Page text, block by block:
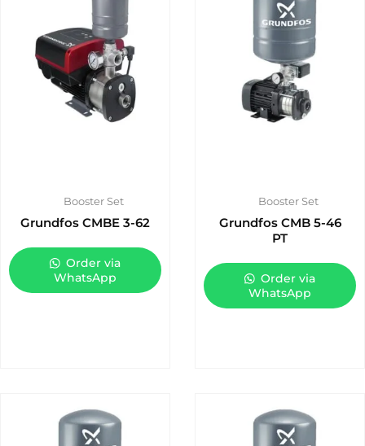
Booster Set
Grundfos CMBE 3-62
Order via
WhatsApp
Booster Set
Grundfos CMB 5-46
PT
Order via
WhatsApp